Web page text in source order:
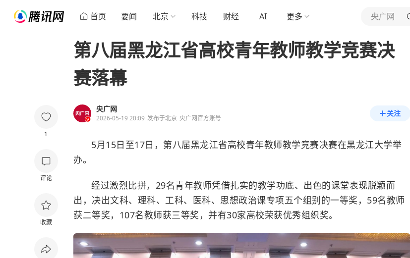
首页 要闻 北京 科技 财经 AI 更多 央广网
1
评论
收藏
第八届黑龙江省高校青年教师教学竞赛决
赛落幕
央广网
2026-05-19 20:09 发布于北京 央广网官方账号
关注
5月15日至17日，第八届黑龙江省高校青年教师教学竞赛决赛在黑龙江大学举
办。
经过激烈比拼，29名青年教师凭借扎实的教学功底、出色的课堂表现脱颖而
出，决出文科、理科、工科、医科、思想政治课专项五个组别的一等奖，59名教师
获二等奖，107名教师获三等奖，并有30家高校荣获优秀组织奖。